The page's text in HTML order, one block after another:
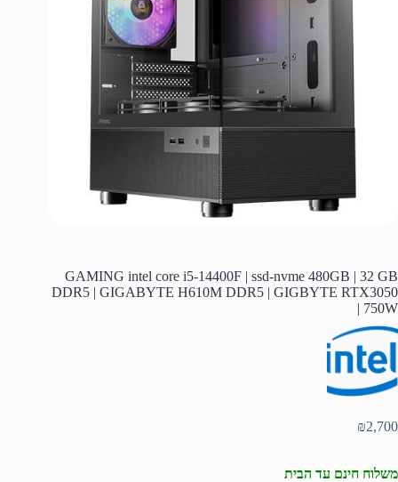
GAMING intel core i5-14400F | ssd-nvme 480GB | 32 GB
DDR5 | GIGABYTE H610M DDR5 | GIGBYTE RTX3050
| 750W
₪2,700
משלוח חינם עד הבית